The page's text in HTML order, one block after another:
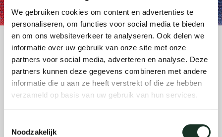
We gebruiken cookies om content en advertenties te
personaliseren, om functies voor social media te bieden
en om ons websiteverkeer te analyseren. Ook delen we
informatie over uw gebruik van onze site met onze
partners voor social media, adverteren en analyse. Deze
partners kunnen deze gegevens combineren met andere
informatie die u aan ze heeft verstrekt of die ze hebben
verzameld op basis van uw gebruik van hun services.
Noodzakelijk
vision
sessel
cm13/
cm15
cm21
cm22
uli
raw
jorre
Über Arco